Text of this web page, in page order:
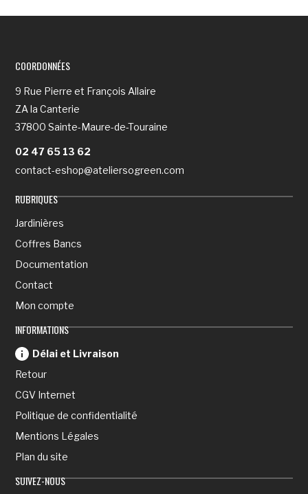
COORDONNÉES
9 Rue Pierre et François Allaire
ZA la Canterie
37800 Sainte-Maure-de-Touraine
02 47 65 13 62
contact-eshop@ateliersogreen.com
RUBRIQUES
Jardinières
Coffres Bancs
Documentation
Contact
Mon compte
INFORMATIONS
Délai et Livraison
Retour
CGV Internet
Politique de confidentialité
Mentions Légales
Plan du site
SUIVEZ-NOUS